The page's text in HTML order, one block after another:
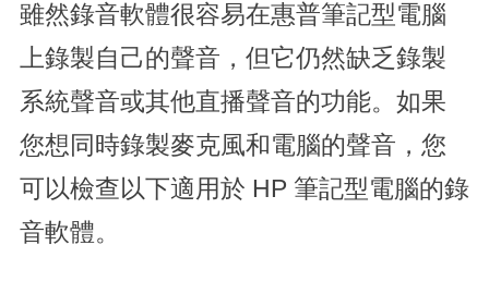
雖然錄音軟體很容易在惠普筆記型電腦
上錄製自己的聲音，但它仍然缺乏錄製
系統聲音或其他直播聲音的功能。如果
您想同時錄製麥克風和電腦的聲音，您
可以檢查以下適用於 HP 筆記型電腦的錄
音軟體。